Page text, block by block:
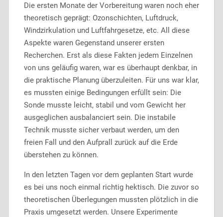
Die ersten Monate der Vorbereitung waren noch eher
theoretisch geprägt: Ozonschichten, Luftdruck,
Windzirkulation und Luftfahrgesetze, etc. All diese
Aspekte waren Gegenstand unserer ersten
Recherchen. Erst als diese Fakten jedem Einzelnen
von uns geläufig waren, war es überhaupt denkbar, in
die praktische Planung überzuleiten. Für uns war klar,
es mussten einige Bedingungen erfüllt sein: Die
Sonde musste leicht, stabil und vom Gewicht her
ausgeglichen ausbalanciert sein. Die instabile
Technik musste sicher verbaut werden, um den
freien Fall und den Aufprall zurück auf die Erde
überstehen zu können.
In den letzten Tagen vor dem geplanten Start wurde
es bei uns noch einmal richtig hektisch. Die zuvor so
theoretischen Überlegungen mussten plötzlich in die
Praxis umgesetzt werden. Unsere Experimente